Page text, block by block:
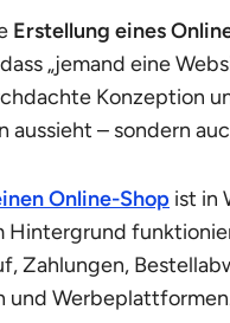
Erstellung eines
„jemand eine
Konzeption
aussieht – sondern
Online-Shop ist in
Hintergrund
Zahlungen,
und